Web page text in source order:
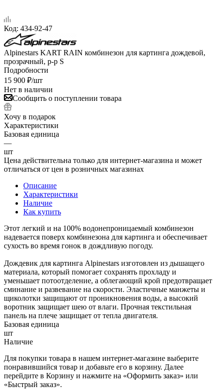
Код: 434-92-47
Alpinestars KART RAIN комбинезон для картинга дождевой,
прозрачный, р-р S
Подробности
15 900 ₽/шт
Нет в наличии
Сообщить о поступлении товара
Хочу в подарок
Характеристики
Базовая единица
—
шт
Цена действительна только для интернет-магазина и может
отличаться от цен в розничных магазинах
Описание
Характеристики
Наличие
Как купить
Этот легкий и на 100% водонепроницаемый комбинезон
надевается поверх комбинезона для картинга и обеспечивает
сухость во время гонок в дождливую погоду.
Дождевик для картинга Alpinestars изготовлен из дышащего
материала, который помогает сохранять прохладу и
уменьшает потоотделение, а облегающий крой предотвращает
сминание и развевание на скорости. Эластичные манжеты и
щиколотки защищают от проникновения воды, а высокий
воротник защищает шею от влаги. Прочная текстильная
панель на плече защищает от тепла двигателя.
Базовая единица
шт
Наличие
Для покупки товара в нашем интернет-магазине выберите
понравившийся товар и добавьте его в корзину. Далее
перейдите в Корзину и нажмите на «Оформить заказ» или
«Быстрый заказ».